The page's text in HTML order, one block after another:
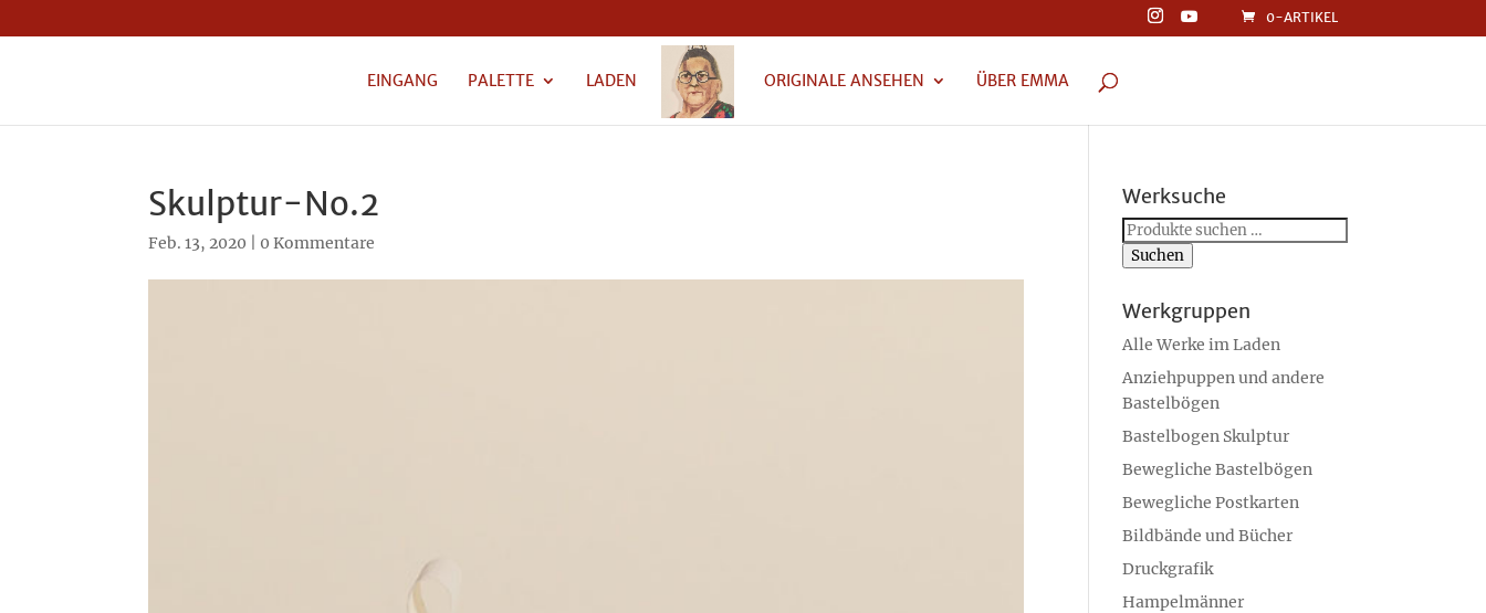
0-ARTIKEL
EINGANG PALETTE LADEN ORIGINALE ANSEHEN ÜBER EMMA
Skulptur-No.2
Feb. 13, 2020 0 Kommentare
Werksuche
Suchen
nach:
Suchen
Werkgruppen
Alle Werke im Laden
Anziehpuppen und andere
Bastelbögen
Bastelbogen Skulptur
Bewegliche Bastelbögen
Bewegliche Postkarten
Bildbände und Bücher
Druckgrafik
Hampelmänner